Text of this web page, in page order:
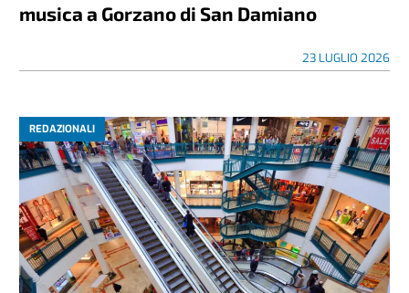
musica a Gorzano di San Damiano
23 LUGLIO 2026
REDAZIONALI